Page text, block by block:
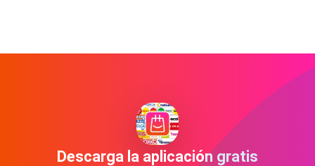
Descarga la aplicación gratis